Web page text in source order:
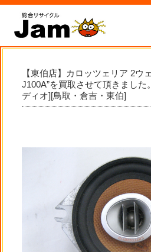
【東伯店】カロッツェリア 2ウ
J100A”を買取させて頂きまし
ディオ][鳥取・倉吉・東伯]